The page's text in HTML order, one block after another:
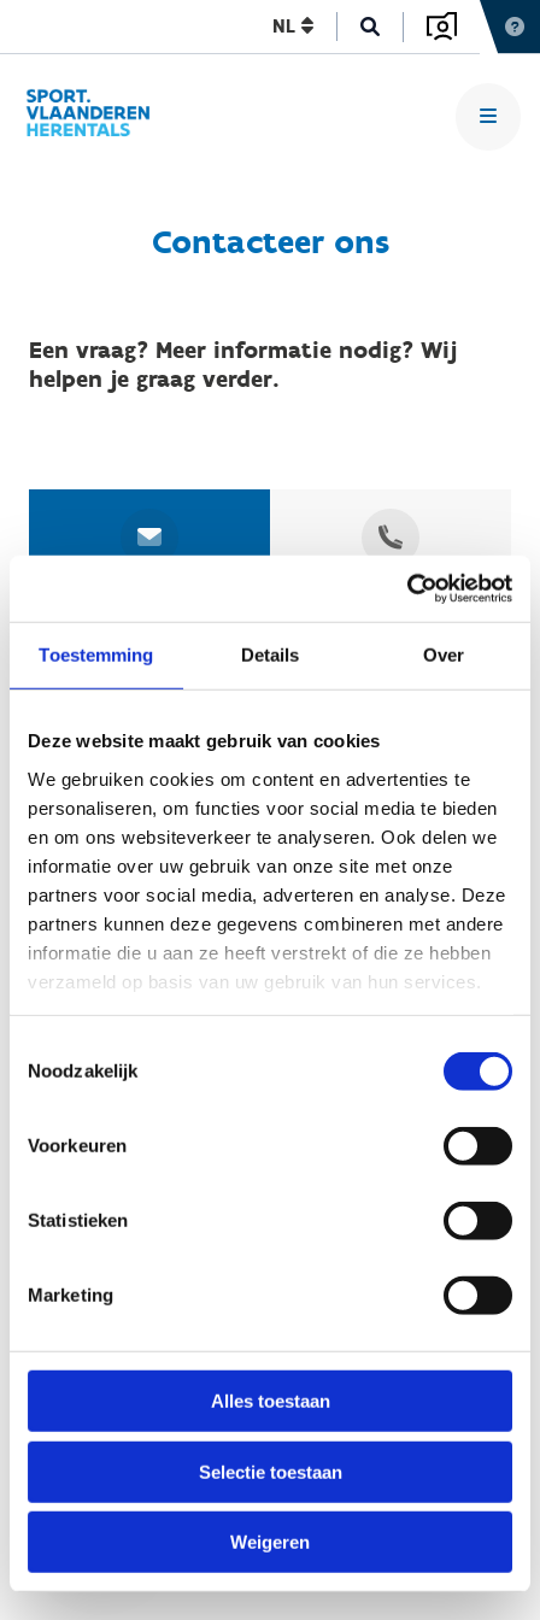
Toestemming Details Over
Deze website maakt gebruik van cookies
We gebruiken cookies om content en advertenties te
personaliseren, om functies voor social media te bieden
en om ons websiteverkeer te analyseren. Ook delen we
informatie over uw gebruik van onze site met onze
partners voor social media, adverteren en analyse. Deze
partners kunnen deze gegevens combineren met andere
informatie die u aan ze heeft verstrekt of die ze hebben
verzameld op basis van uw gebruik van hun services.
Noodzakelijk
Voorkeuren
Statistieken
Marketing
Alles toestaan
Selectie toestaan
Weigeren
NL
Contacteer ons
Een vraag? Meer informatie nodig? Wij
helpen je graag verder.
Geef aan tot welk domein jouw vraag behoort
KIES EEN DOMEIN
Jouw vraag
Anti-Robot Verification
Click to start verification
Verzend